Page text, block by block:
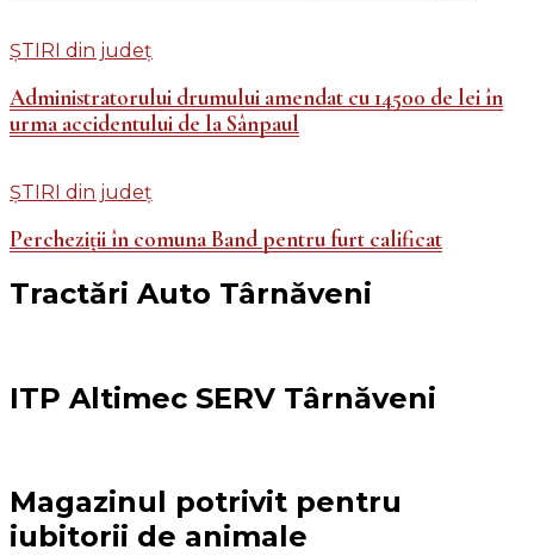
ȘTIRI din județ
Administratorului drumului amendat cu 14500 de lei în
urma accidentului de la Sânpaul
ȘTIRI din județ
Percheziții în comuna Band pentru furt calificat
Tractări Auto Târnăveni
ITP Altimec SERV Târnăveni
Magazinul potrivit pentru
iubitorii de animale